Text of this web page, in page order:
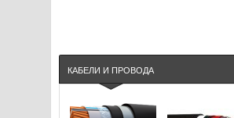
КАБЕЛИ И ПРОВОДА